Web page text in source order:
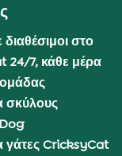
διαθέσιμοι στο
24/7, κάθε μέρα
σκύλους
γάτες CricksyCat